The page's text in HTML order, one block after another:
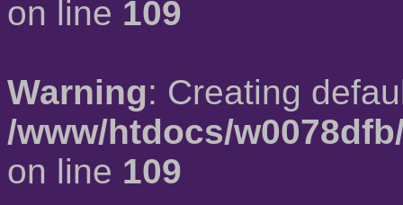
on line 109
Warning: Creating
/www/htdocs/
on line 109